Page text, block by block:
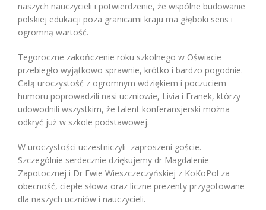
naszych nauczycieli i potwierdzenie, że wspólne budowanie
polskiej edukacji poza granicami kraju ma głęboki sens i
ogromną wartość.
Tegoroczne zakończenie roku szkolnego w Oświacie
przebiegło wyjątkowo sprawnie, krótko i bardzo pogodnie.
Całą uroczystość z ogromnym wdziękiem i poczuciem
humoru poprowadzili nasi uczniowie, Livia i Franek, którzy
udowodnili wszystkim, że talent konferansjerski można
odkryć już w szkole podstawowej.
W uroczystości uczestniczyli zaproszeni goście.
Szczególnie serdecznie dziękujemy dr Magdalenie
Zapotocznej i Dr Ewie Wieszczeczyńskiej z KoKoPol za
obecność, ciepłe słowa oraz liczne prezenty przygotowane
dla naszych uczniów i nauczycieli.